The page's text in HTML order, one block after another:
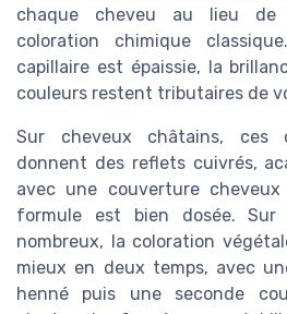
chaque cheveu au lieu de
coloration chimique
capillaire est épaissie, la
couleurs restent tributaires de
Sur cheveux châtains, ces
donnent des reflets cuivrés,
avec une couverture
formule est bien dosée. Sur
nombreux, la coloration
mieux en deux temps, avec
henné puis une seconde